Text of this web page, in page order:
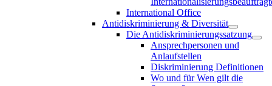
International Office
Antidiskriminierung & Diversität
Die Antidiskriminierungssatzung
Ansprechpersonen und
Anlaufstellen
Diskriminierung Definitionen
Wo und für Wen gilt die